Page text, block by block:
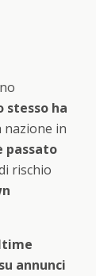
stesso ha
nazione in
passato
rischio
annunci